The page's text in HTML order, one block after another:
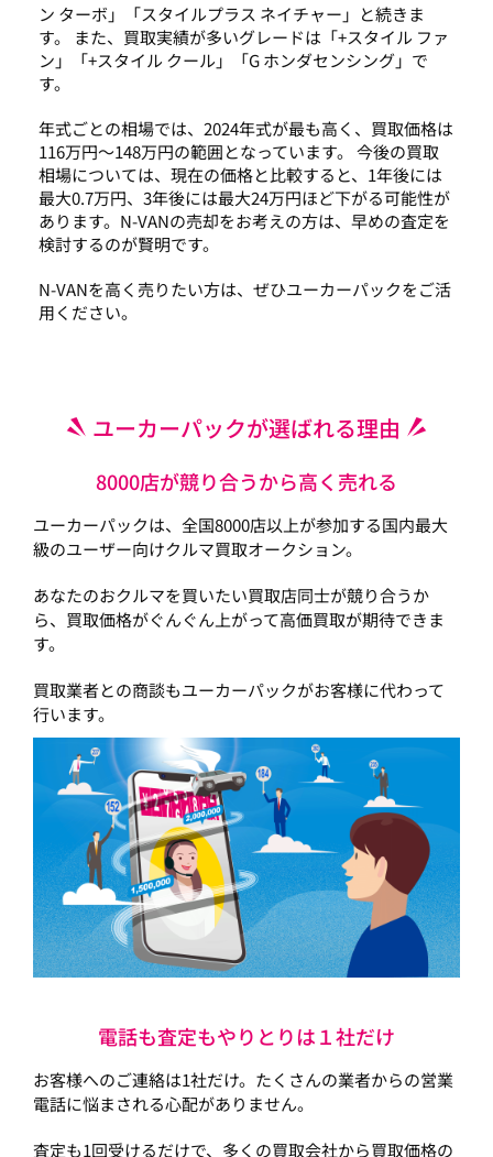
ン ターボ」「スタイルプラス ネイチャー」と続きま
す。 また、買取実績が多いグレードは「+スタイル ファ
ン」「+スタイル クール」「G ホンダセンシング」で
す。
年式ごとの相場では、2024年式が最も高く、買取価格は
116万円～148万円の範囲となっています。 今後の買取
相場については、現在の価格と比較すると、1年後には
最大0.7万円、3年後には最大24万円ほど下がる可能性が
あります。N-VANの売却をお考えの方は、早めの査定を
検討するのが賢明です。
N-VANを高く売りたい方は、ぜひユーカーパックをご活
用ください。
ユーカーパックが選ばれる理由
8000店が競り合うから高く売れる
ユーカーパックは、全国8000店以上が参加する国内最大
級のユーザー向けクルマ買取オークション。
あなたのおクルマを買いたい買取店同士が競り合うか
ら、買取価格がぐんぐん上がって高価買取が期待できま
す。
買取業者との商談もユーカーパックがお客様に代わって
行います。
電話も査定もやりとりは１社だけ
お客様へのご連絡は1社だけ。たくさんの業者からの営業
電話に悩まされる心配がありません。
査定も1回受けるだけで、多くの買取会社から買取価格の